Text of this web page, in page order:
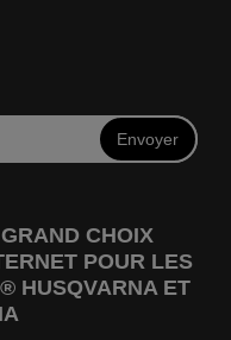
Envoyer
CHOIX
POUR LES
HUSQVARNA ET